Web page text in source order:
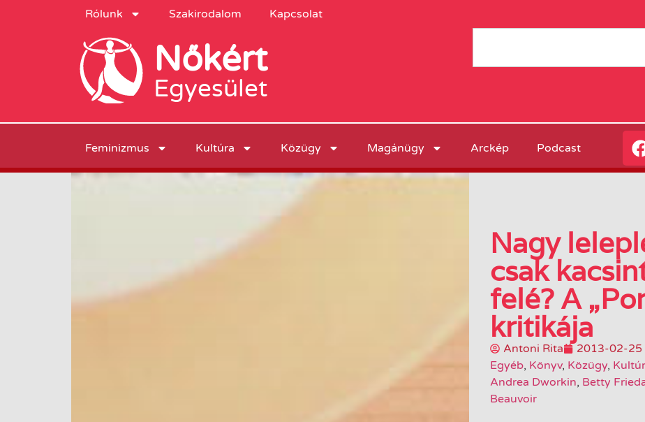
Rólunk Szakirodalom Kapcsolat
Nőkért
Egyesület
Feminizmus Kultúra Közügy Magánügy Arckép Podcast
Nagy
csak
felé? A
kritikája
Antoni Rita
2013-02-25
Egyéb, Könyv, Közügy,
Andrea Dworkin, Betty
Beauvoir